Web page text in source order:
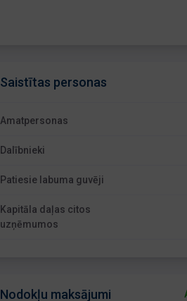
Saistītas personas
Amatpersonas
Dalībnieki
Patiesie labuma guvēji
Kapitāla daļas citos
uzņēmumos
Nodokļu maksājumi